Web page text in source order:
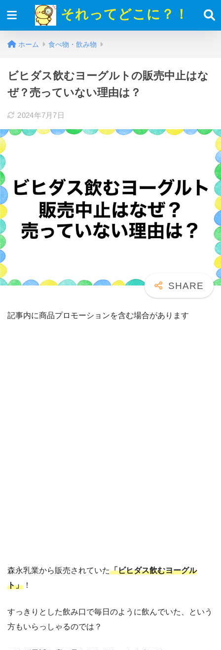
それってどこに？！
ホーム 食べ物・飲み物
ビヒダス飲むヨーグルトの販売中止はな
ぜ？売っていない理由は？
2024年7月7日
記事内に商品プロモーションを含む場合があります
森永乳業から販売されていた「ビヒダス飲むヨーグル
ト」 ！
すっきりとした飲み口で毎日のように飲んでいた、という
方もいらっしゃるのでは？